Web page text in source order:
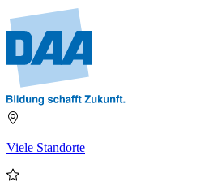
Viele Standorte